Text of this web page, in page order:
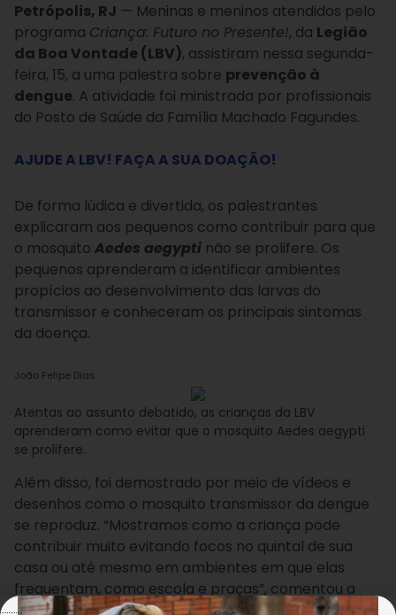
Petrópolis, RJ — Meninas e meninos atendidos pelo
programa Criança: Futuro no Presente!, da Legião
da Boa Vontade (LBV), assistiram nessa segunda-
feira, 15, a uma palestra sobre prevenção à
dengue. A atividade foi ministrada por profissionais
do Posto de Saúde da Família Machado Fagundes.
AJUDE A LBV! FAÇA A SUA DOAÇÃO!
De forma lúdica e divertida, os palestrantes
explicaram aos pequenos como contribuir para que
o mosquito Aedes aegypti não se prolifere. Os
pequenos aprenderam a identificar ambientes
propícios ao desenvolvimento das larvas do
transmissor e conheceram os principais sintomas
da doença.
João Felipe Dias
Atentas ao assunto debatido, as crianças da LBV
aprenderam como evitar que o mosquito Aedes aegypti
se prolifere.
Além disso, foi demostrado por meio de vídeos e
desenhos como o mosquito transmissor da dengue
se reproduz. “Mostramos como a criança pode
contribuir muito evitando focos no quintal de sua
casa ou até mesmo em ambientes em que elas
frequentam, como escola e praças”, comentou a
enfermeira Natasha Pereira.